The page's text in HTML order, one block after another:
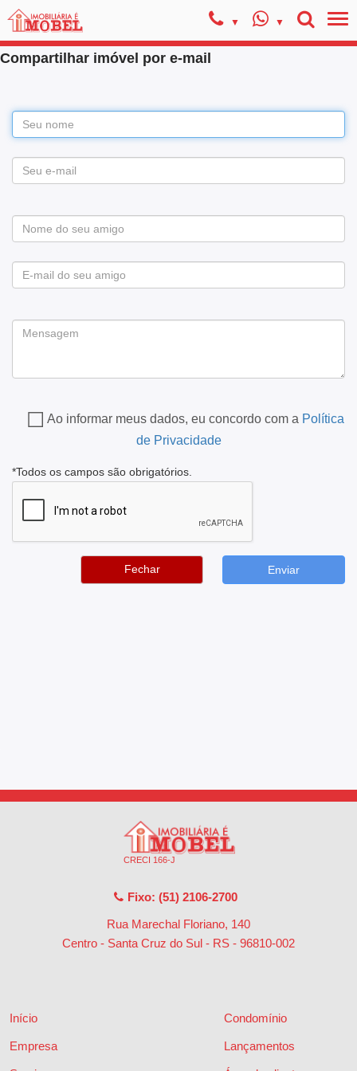
Compartilhar imóvel por e-mail
Ao informar meus dados, eu concordo com a Política
de Privacidade
*Todos os campos são obrigatórios.
Fechar
CRECI 166-J
Fixo: (51) 2106-2700
Rua Marechal Floriano, 140
Centro - Santa Cruz do Sul - RS - 96810-002
Início
Empresa
Condomínio
Lançamentos